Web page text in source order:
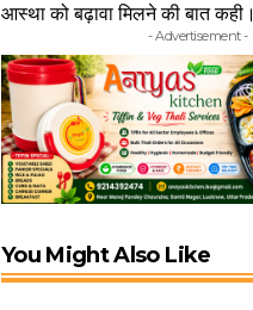
आस्था को बढ़ावा मिलने की बात कही।
- Advertisement -
You Might Also Like